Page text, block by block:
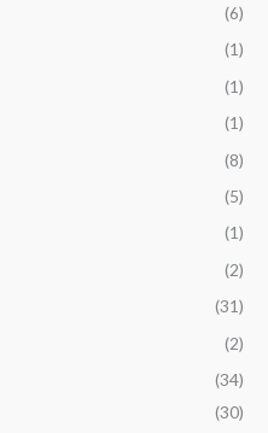
(6)
(1)
(1)
(1)
(8)
(5)
(1)
(2)
(31)
(2)
(34)
(30)